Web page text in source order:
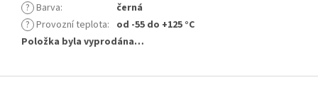
? Barva:
černá
? Provozní teplota: od -55 do +125 °C
Položka byla vyprodána…